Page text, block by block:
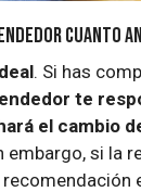
cuanto
. Si has
te
el cambio
embargo, si la